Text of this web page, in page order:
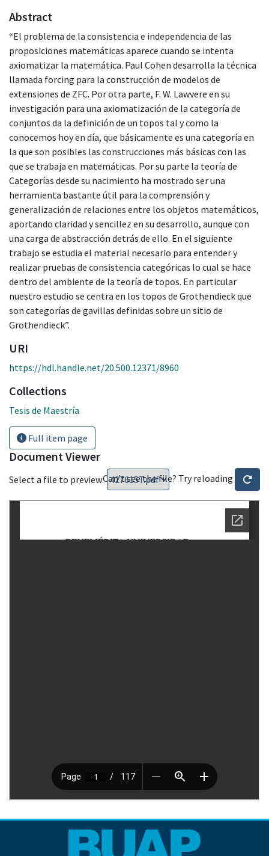
Abstract
“El problema de la consistencia e independencia de las
proposiciones matemáticas aparece cuando se intenta
axiomatizar la matemática. Paul Cohen desarrolla la técnica
llamada forcing para la construcción de modelos de
extensiones de ZFC. Por otra parte, F. W. Lawvere en su
investigación para una axiomatización de la categoría de
conjuntos da la definición de un topos tal y como la
conocemos hoy en día, que básicamente es una categoría en
la que son posibles las construcciones más básicas con las
que se trabaja en matemáticas. Por su parte la teoría de
Categorías desde su nacimiento ha mostrado ser una
herramienta bastante útil para la comprensión y
generalización de relaciones entre los objetos matemáticos,
aportando claridad y sencillez en su desarrollo, aunque con
una carga de abstracción detrás de ello. En el siguiente
trabajo se estudia el material necesario para entender y
realizar pruebas de consistencia categóricas lo cual se hace
dentro del ambiente de la teoría de topos. En particular
nuestro estudio se centra en los topos de Grothendieck que
son categorías de gavillas definidas sobre un sitio de
Grothendieck”.
URI
https://hdl.handle.net/20.500.12371/8960
Collections
Tesis de Maestría
Full item page
Document Viewer
Select a file to preview:Can't see the file? Try reloading